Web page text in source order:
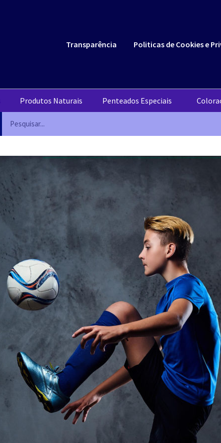
Transparência Politicas de Cookies e
Produtos Naturais Penteados Especiais